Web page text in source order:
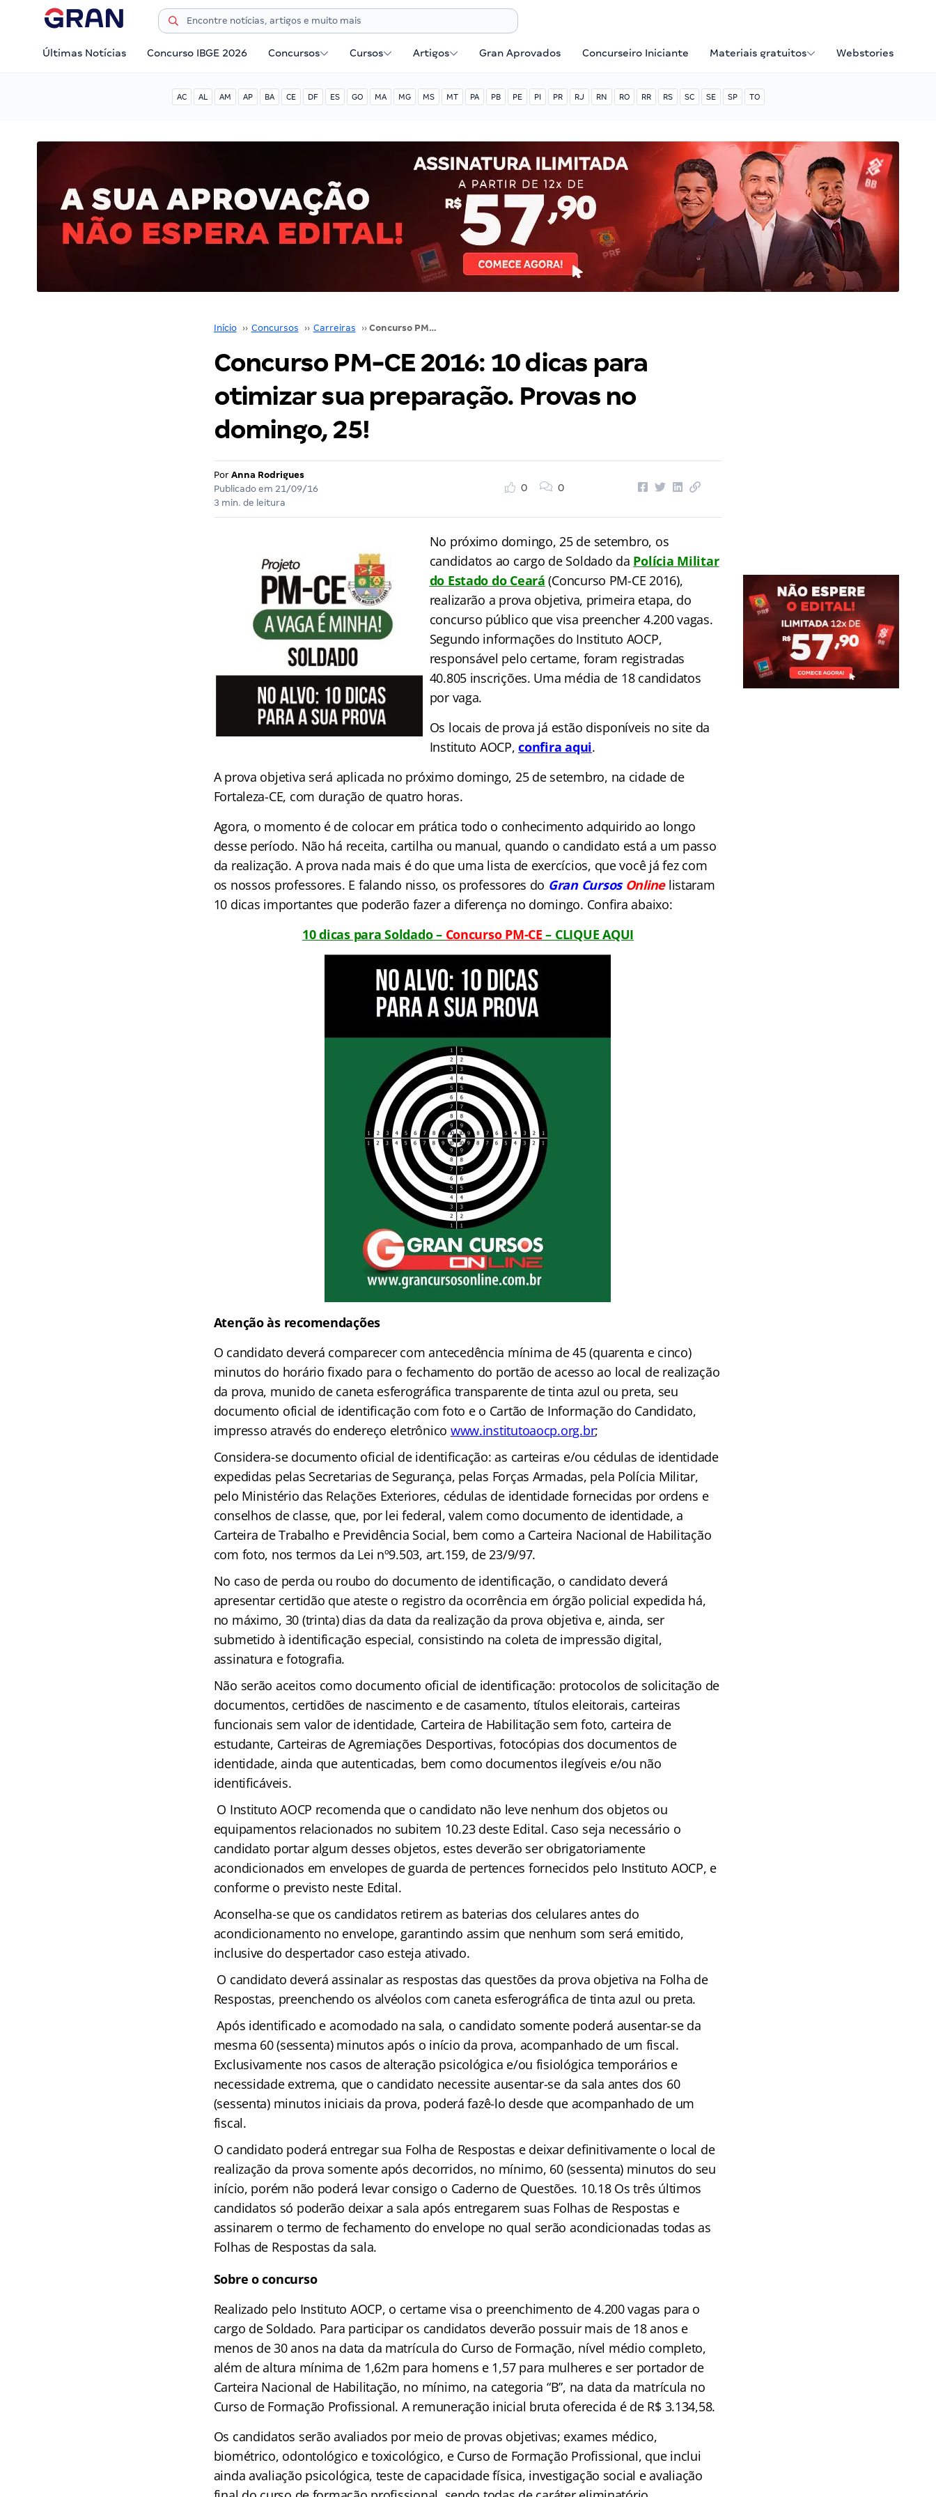
Últimas Notícias Concurso IBGE 2026 Concursos Cursos Artigos Gran Aprovados Concurseiro Iniciante Materiais gratuitos Webstories
AC AL AM AP BA CE DF ES GO MA MG MS MT PA PB PE PI PR RJ RN RO RR RS SC SE SP TO
Início ›› Concursos ›› Carreiras ›› Concurso PM-CE 2016: 10 dicas para otimizar sua preparação. Provas no domingo, 25!
Concurso PM-CE 2016: 10 dicas para
otimizar sua preparação. Provas no
domingo, 25!
Por Anna Rodrigues
Publicado em 21/09/16
3 min. de leitura
0 0
No próximo domingo, 25 de setembro, os
candidatos ao cargo de Soldado da Polícia Militar
do Estado do Ceará (Concurso PM-CE 2016),
realizarão a prova objetiva, primeira etapa, do
concurso público que visa preencher 4.200 vagas.
Segundo informações do Instituto AOCP,
responsável pelo certame, foram registradas
40.805 inscrições. Uma média de 18 candidatos
por vaga.
Os locais de prova já estão disponíveis no site da
Instituto AOCP,confira aqui.
A prova objetiva será aplicada no próximo domingo, 25 de setembro, na cidade de
Fortaleza-CE, com duração de quatro horas.
Agora, o momento é de colocar em prática todo o conhecimento adquirido ao longo
desse período. Não há receita, cartilha ou manual, quando o candidato está a um passo
da realização. A prova nada mais é do que uma lista de exercícios, que você já fez com
os nossos professores. E falando nisso, os professores do Gran Cursos Onlinelistaram
10 dicas importantes que poderão fazer a diferença no domingo. Confira abaixo:
10 dicas para Soldado – Concurso PM-CE – CLIQUE AQUI
Atenção às recomendações
O candidato deverá comparecer com antecedência mínima de 45 (quarenta e cinco)
minutos do horário fixado para o fechamento do portão de acesso ao local de realização
da prova, munido de caneta esferográfica transparente de tinta azul ou preta, seu
documento oficial de identificação com foto e o Cartão de Informação do Candidato,
impresso através do endereço eletrônico www.institutoaocp.org.br;
Considera-se documento oficial de identificação: as carteiras e/ou cédulas de identidade
expedidas pelas Secretarias de Segurança, pelas Forças Armadas, pela Polícia Militar,
pelo Ministério das Relações Exteriores, cédulas de identidade fornecidas por ordens e
conselhos de classe, que, por lei federal, valem como documento de identidade, a
Carteira de Trabalho e Previdência Social, bem como a Carteira Nacional de Habilitação
com foto, nos termos da Lei nº9.503, art.159, de 23/9/97.
No caso de perda ou roubo do documento de identificação, o candidato deverá
apresentar certidão que ateste o registro da ocorrência em órgão policial expedida há,
no máximo, 30 (trinta) dias da data da realização da prova objetiva e, ainda, ser
submetido à identificação especial, consistindo na coleta de impressão digital,
assinatura e fotografia.
Não serão aceitos como documento oficial de identificação: protocolos de solicitação de
documentos, certidões de nascimento e de casamento, títulos eleitorais, carteiras
funcionais sem valor de identidade, Carteira de Habilitação sem foto, carteira de
estudante, Carteiras de Agremiações Desportivas, fotocópias dos documentos de
identidade, ainda que autenticadas, bem como documentos ilegíveis e/ou não
identificáveis.
O Instituto AOCP recomenda que o candidato não leve nenhum dos objetos ou
equipamentos relacionados no subitem 10.23 deste Edital. Caso seja necessário o
candidato portar algum desses objetos, estes deverão ser obrigatoriamente
acondicionados em envelopes de guarda de pertences fornecidos pelo Instituto AOCP, e
conforme o previsto neste Edital.
Aconselha-se que os candidatos retirem as baterias dos celulares antes do
acondicionamento no envelope, garantindo assim que nenhum som será emitido,
inclusive do despertador caso esteja ativado.
O candidato deverá assinalar as respostas das questões da prova objetiva na Folha de
Respostas, preenchendo os alvéolos com caneta esferográfica de tinta azul ou preta.
Após identificado e acomodado na sala, o candidato somente poderá ausentar-se da
mesma 60 (sessenta) minutos após o início da prova, acompanhado de um fiscal.
Exclusivamente nos casos de alteração psicológica e/ou fisiológica temporários e
necessidade extrema, que o candidato necessite ausentar-se da sala antes dos 60
(sessenta) minutos iniciais da prova, poderá fazê-lo desde que acompanhado de um
fiscal.
O candidato poderá entregar sua Folha de Respostas e deixar definitivamente o local de
realização da prova somente após decorridos, no mínimo, 60 (sessenta) minutos do seu
início, porém não poderá levar consigo o Caderno de Questões. 10.18 Os três últimos
candidatos só poderão deixar a sala após entregarem suas Folhas de Respostas e
assinarem o termo de fechamento do envelope no qual serão acondicionadas todas as
Folhas de Respostas da sala.
Sobre o concurso
Realizado pelo Instituto AOCP, o certame visa o preenchimento de 4.200 vagas para o
cargo de Soldado. Para participar os candidatos deverão possuir mais de 18 anos e
menos de 30 anos na data da matrícula do Curso de Formação, nível médio completo,
além de altura mínima de 1,62m para homens e 1,57 para mulheres e ser portador de
Carteira Nacional de Habilitação, no mínimo, na categoria “B”, na data da matrícula no
Curso de Formação Profissional. A remuneração inicial bruta oferecida é de R$ 3.134,58.
Os candidatos serão avaliados por meio de provas objetivas; exames médico,
biométrico, odontológico e toxicológico, e Curso de Formação Profissional, que inclui
ainda avaliação psicológica, teste de capacidade física, investigação social e avaliação